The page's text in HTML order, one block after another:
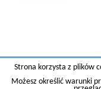
Strona korzysta z plików
Możesz określić warunki